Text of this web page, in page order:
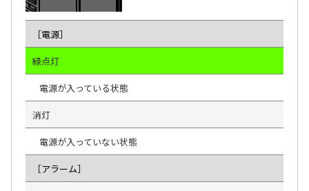
［電源］
緑点灯
電源が入っている状態
消灯
電源が入っていない状態
［アラーム］